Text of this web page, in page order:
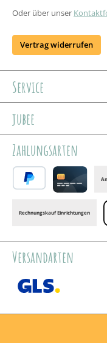
Oder über unser
Vertrag widerrufen
Service
jubee
Zahlungsarten
Rechnungskauf Einrichtungen
Versandarten